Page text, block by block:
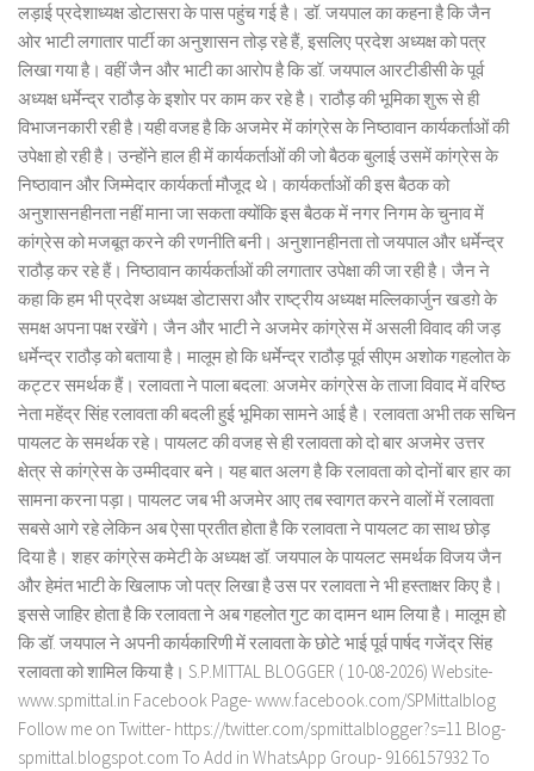
लड़ाई प्रदेशाध्यक्ष डोटासरा के पास पहुंच गई है। डॉ. जयपाल का कहना है कि जैन
ओर भाटी लगातार पार्टी का अनुशासन तोड़ रहे हैं, इसलिए प्रदेश अध्यक्ष को पत्र
लिखा गया है। वहीं जैन और भाटी का आरोप है कि डॉ. जयपाल आरटीडीसी के पूर्व
अध्यक्ष धर्मेन्द्र राठौड़ के इशोर पर काम कर रहे है। राठौड़ की भूमिका शुरू से ही
विभाजनकारी रही है।यही वजह है कि अजमेर में कांग्रेस के निष्ठावान कार्यकर्ताओं की
उपेक्षा हो रही है। उन्होंने हाल ही में कार्यकर्ताओं की जो बैठक बुलाई उसमें कांग्रेस के
निष्ठावान और जिम्मेदार कार्यकर्ता मौजूद थे। कार्यकर्ताओं की इस बैठक को
अनुशासनहीनता नहीं माना जा सकता क्योंकि इस बैठक में नगर निगम के चुनाव में
कांग्रेस को मजबूत करने की रणनीति बनी। अनुशानहीनता तो जयपाल और धर्मेन्द्र
राठौड़ कर रहे हैं। निष्ठावान कार्यकर्ताओं की लगातार उपेक्षा की जा रही है। जैन ने
कहा कि हम भी प्रदेश अध्यक्ष डोटासरा और राष्ट्रीय अध्यक्ष मल्लिकार्जुन खडग़े के
समक्ष अपना पक्ष रखेंगे। जैन और भाटी ने अजमेर कांग्रेस में असली विवाद की जड़
धर्मेन्द्र राठौड़ को बताया है। मालूम हो कि धर्मेन्द्र राठौड़ पूर्व सीएम अशोक गहलोत के
कट्टर समर्थक हैं। रलावता ने पाला बदला: अजमेर कांग्रेस के ताजा विवाद में वरिष्ठ
नेता महेंद्र सिंह रलावता की बदली हुई भूमिका सामने आई है। रलावता अभी तक सचिन
पायलट के समर्थक रहे। पायलट की वजह से ही रलावता को दो बार अजमेर उत्तर
क्षेत्र से कांग्रेस के उम्मीदवार बने। यह बात अलग है कि रलावता को दोनों बार हार का
सामना करना पड़ा। पायलट जब भी अजमेर आए तब स्वागत करने वालों में रलावता
सबसे आगे रहे लेकिन अब ऐसा प्रतीत होता है कि रलावता ने पायलट का साथ छोड़
दिया है। शहर कांग्रेस कमेटी के अध्यक्ष डॉ. जयपाल के पायलट समर्थक विजय जैन
और हेमंत भाटी के खिलाफ जो पत्र लिखा है उस पर रलावता ने भी हस्ताक्षर किए है।
इससे जाहिर होता है कि रलावता ने अब गहलोत गुट का दामन थाम लिया है। मालूम हो
कि डॉ. जयपाल ने अपनी कार्यकारिणी में रलावता के छोटे भाई पूर्व पार्षद गजेंद्र सिंह
रलावता को शामिल किया है। S.P.MITTAL BLOGGER ( 10-08-2026) Website-
www.spmittal.in Facebook Page- www.facebook.com/SPMittalblog
Follow me on Twitter- https://twitter.com/spmittalblogger?s=11 Blog-
spmittal.blogspot.com To Add in WhatsApp Group- 9166157932 To